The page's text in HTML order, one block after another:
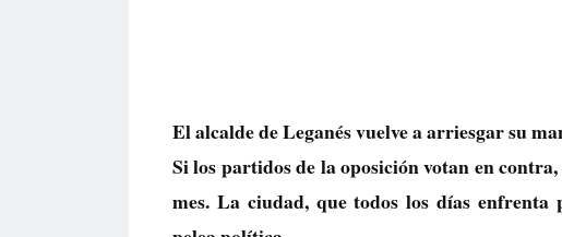
El alcalde de Leganés vuelve a arriesgar su
Si los partidos de la oposición votan en
mes. La ciudad, que todos los días enfrenta